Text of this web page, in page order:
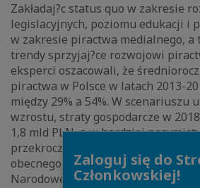
Zakładaj?c status quo w zakresie
legislacyjnych, poziomu edukacji i
w zakresie piractwa medialnego, a
trendy sprzyjaj?ce rozwojowi
eksperci oszacowali, że
piractwa w Polsce w latach 2013-
między 29% a 54%. W scenariuszu
wzrostu, straty gospodarcze w
1,8 mld PLN, a w bardziej
przekroczyłyby 6,1 mld PLN, czyli
obecnego budżetu Ministerstwa
Narodowego.
Zaloguj się do
Członkowskiej!